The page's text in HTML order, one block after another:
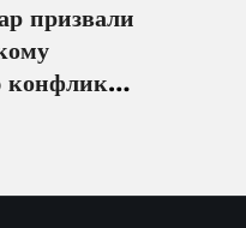
призвали
конфликта